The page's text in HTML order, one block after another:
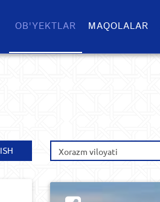
OB'YEKTLAR​ MAQOLALAR
Xorazm viloyati